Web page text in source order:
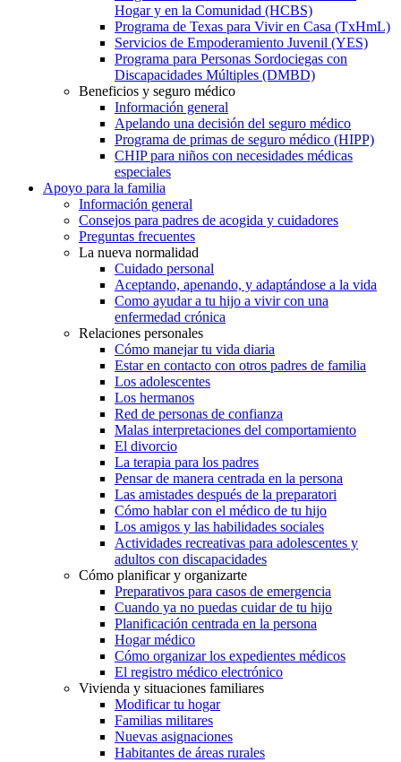
Hogar y en la Comunidad (HCBS)
Programa de Texas para Vivir en Casa (TxHmL)
Servicios de Empoderamiento Juvenil (YES)
Programa para Personas Sordociegas con
Discapacidades Múltiples (DMBD)
Beneficios y seguro médico
Información general
Apelando una decisión del seguro médico
Programa de primas de seguro médico (HIPP)
CHIP para niños con necesidades médicas
especiales
Apoyo para la familia
Información general
Consejos para padres de acogida y cuidadores
Preguntas frecuentes
La nueva normalidad
Cuidado personal
Aceptando, apenando, y adaptándose a la vida
Como ayudar a tu hijo a vivir con una
enfermedad crónica
Relaciones personales
Cómo manejar tu vida diaria
Estar en contacto con otros padres de familia
Los adolescentes
Los hermanos
Red de personas de confianza
Malas interpretaciones del comportamiento
El divorcio
La terapia para los padres
Pensar de manera centrada en la persona
Las amistades después de la preparatori
Cómo hablar con el médico de tu hijo
Los amigos y las habilidades sociales
Actividades recreativas para adolescentes y
adultos con discapacidades
Cómo planificar y organizarte
Preparativos para casos de emergencia
Cuando ya no puedas cuidar de tu hijo
Planificación centrada en la persona
Hogar médico
Cómo organizar los expedientes médicos
El registro médico electrónico
Vivienda y situaciones familiares
Modificar tu hogar
Familias militares
Nuevas asignaciones
Habitantes de áreas rurales